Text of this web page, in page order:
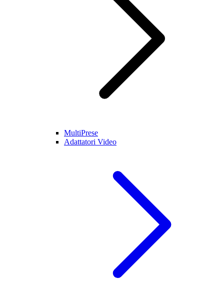
MultiPrese
Adattatori Video